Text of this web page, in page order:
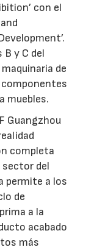
con el
B y C del
de
muebles.
Guangzhou
completa
sector del
permite a los
de
a la
acabado
más